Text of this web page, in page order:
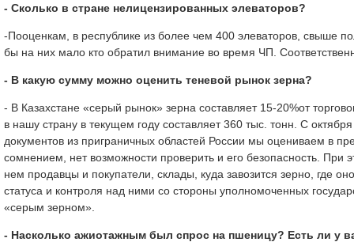
- Сколько в стране нелицензированных элеваторов?
-Пооценкам, в республике из более чем 400 элеваторов, свыше
бы на них мало кто обратил внимание во время ЧП.
- В какую сумму можно оценить теневой рынок зерна?
- В Казахстане «серый рынок» зерна составляет 15-20%от
в нашу страну в текущем году составляет 360 тыс. тонн. С
документов из приграничных областей России мы оцениваем в
сомнением, нет возможности проверить и его безопасность. При
нем продавцы и покупатели, склады, куда завозится зерно, где
статуса и контроля над ними со стороны уполномоченных
«серым зерном».
- Насколько ажиотажным был спрос на пшеницу? Есть ли у